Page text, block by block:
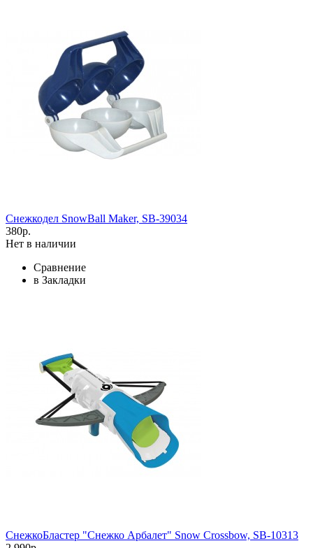
Снежкодел SnowBall Maker, SB-39034
380р.
Нет в наличии
Сравнение
в Закладки
СнежкоБластер "Снежко Арбалет" Snow Crossbow, SB-10313